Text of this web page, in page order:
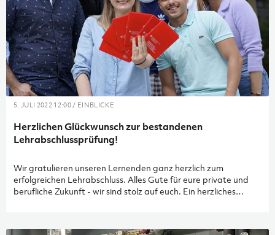
5. JULI 2022 12:00 / EINBLICKE
Herzlichen Glückwunsch zur bestandenen
Lehrabschlussprüfung!
Wir gratulieren unseren Lernenden ganz herzlich zum
erfolgreichen Lehrabschluss. Alles Gute für eure private und
berufliche Zukunft - wir sind stolz auf euch. Ein herzliches